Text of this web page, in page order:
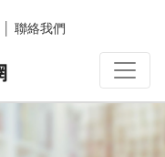
聯絡我們